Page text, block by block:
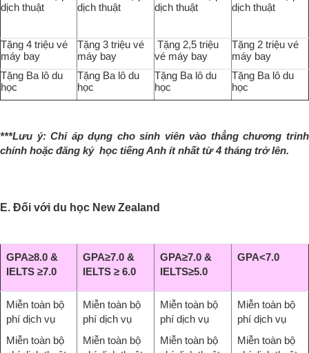
dịch thuật
dịch thuật
dịch thuật
dịch thuật
Tặng 4 triệu vé
máy bay
Tặng 3 triệu vé
máy bay
Tặng 2,5 triệu
vé máy bay
Tặng 2 triệu vé
máy bay
Tặng Ba lô du
học
Tặng Ba lô du
học
Tặng Ba lô du
học
Tặng Ba lô du
học
***Lưu ý: Chỉ áp dụng cho sinh viên vào thẳng chương trinh
chính hoặc đăng ký học tiếng Anh ít nhất từ 4 tháng trở lên.
E. Đối với du học New Zealand
GPA≥8.0 &
IELTS ≥7.0
GPA≥7.0 &
IELTS ≥ 6.0
GPA≥7.0 &
IELTS≥5.0
GPA<7.0
Miễn toàn bộ
phí dịch vụ
Miễn toàn bộ
Miễn toàn bộ
phí dịch vụ
Miễn toàn bộ
Miễn toàn bộ
phí dịch vụ
Miễn toàn bộ
Miễn toàn bộ
phí dịch vụ
Miễn toàn bộ